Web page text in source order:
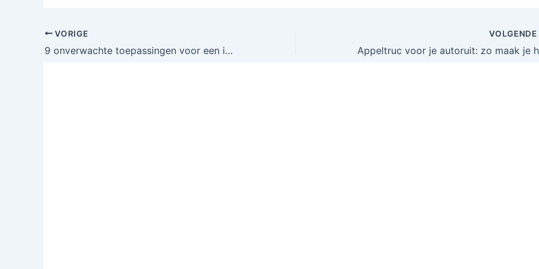
VORIGE
9 onverwachte toepassingen voor een inlegkruisje die écht werken
VOLGENDE